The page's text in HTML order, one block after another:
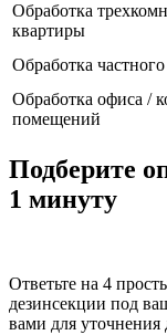
Обработка
квартиры
Обработка
Обработка офиса /
помещений
Подберите
1 минуту
Ответьте на 4
дезинсекции под
вами для уточнения